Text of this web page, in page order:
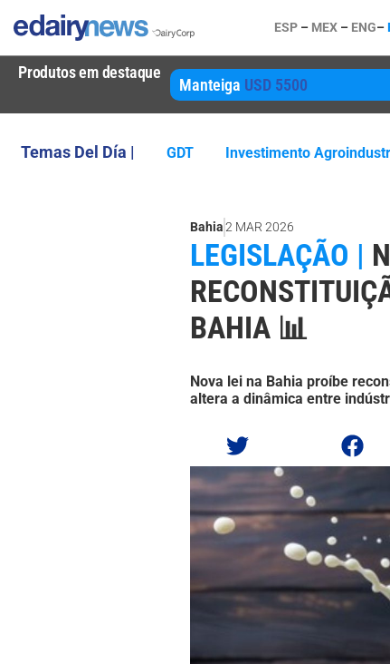
ESP – MEX – ENG–
Produtos em destaque
Manteiga USD 5500
Temas Del Día | GDT Investimento
Bahia2 MAR 2026
LEGISLAÇÃO |
BAHIA 📊
Nova lei na Bahia proíbe
altera a dinâmica entre